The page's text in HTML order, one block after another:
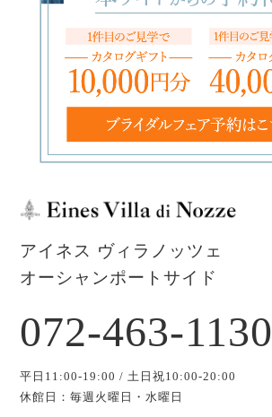
アイネス ヴィラノッツェ
オーシャンポートサイド
072-463-1130
平日11:00-19:00 / 土日祝10:00-20:00
休館日：毎週火曜日・水曜日